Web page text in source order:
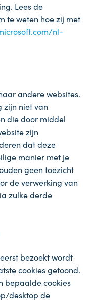
Lees de
te weten hoe zij met
nl-
andere websites.
zijn niet van
die door middel
zijn
dat deze
manier met je
geen toezicht
de verwerking van
zulke derde
bezoekt wordt
cookies getoond.
bepaalde cookies
desktop de